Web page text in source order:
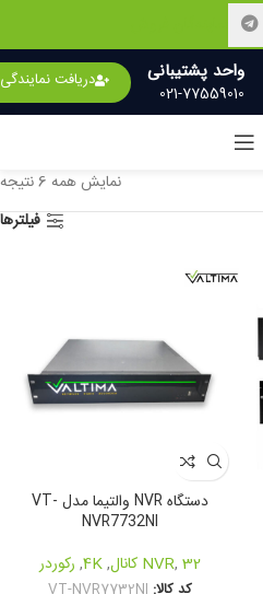
واحد پشتیبانی
021-77559010
دریافت نمایندگی
نمایش همه 6 نتیجه
فیلترها
دستگاه NVR والتیما مدل VT-
NVR7732NI
NVR, 32 کانال ,
4K
, رکوردر